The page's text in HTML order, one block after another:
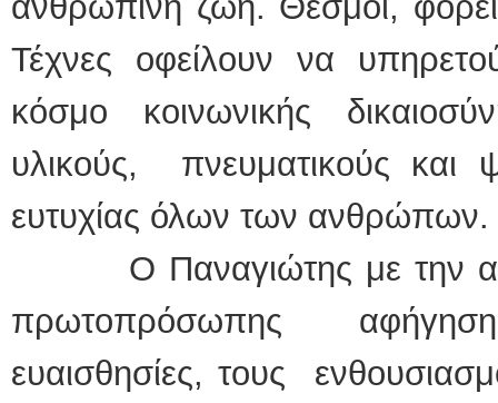
Τέχνες οφείλουν να
κόσμο κοινωνικής
υλικούς, πνευματικούς και
ευτυχίας όλων των ανθρώπων.
Ο Παναγιώτης με την
πρωτοπρόσωπης
ευαισθησίες, τους